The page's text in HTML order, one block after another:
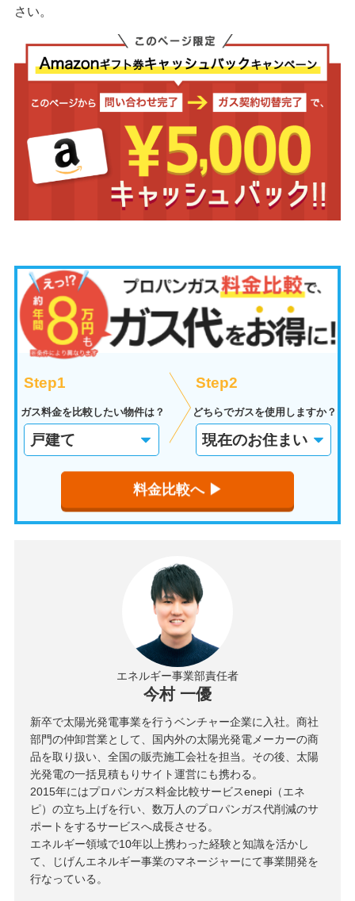
さい。
Step1
ガス料金を比較したい物件は？
Step2
どちらでガスを使用しますか？
料金比較へ ▶︎
エネルギー事業部責任者
今村 一優
新卒で太陽光発電事業を行うベンチャー企業に入社。商社
部門の仲卸営業として、国内外の太陽光発電メーカーの商
品を取り扱い、全国の販売施工会社を担当。その後、太陽
光発電の一括見積もりサイト運営にも携わる。
2015年にはプロパンガス料金比較サービスenepi（エネ
ピ）の立ち上げを行い、数万人のプロパンガス代削減のサ
ポートをするサービスへ成長させる。
エネルギー領域で10年以上携わった経験と知識を活かし
て、じげんエネルギー事業のマネージャーにて事業開発を
行なっている。